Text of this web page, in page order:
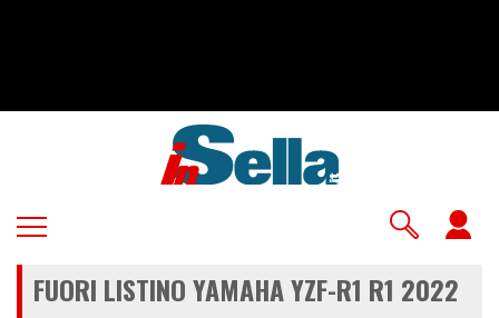
FUORI LISTINO YAMAHA YZF-R1 R1 2022